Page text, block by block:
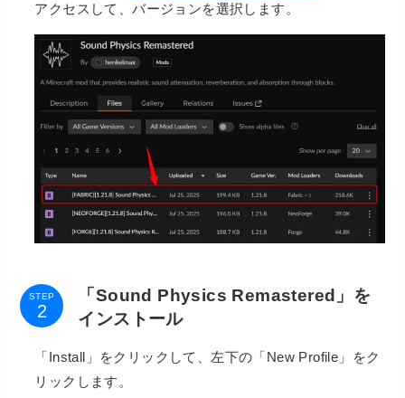
アクセスして、バージョンを選択します。
STEP
「Sound Physics Remastered」を
インストール
「Install」をクリックして、左下の「New Profile」をク
リックします。